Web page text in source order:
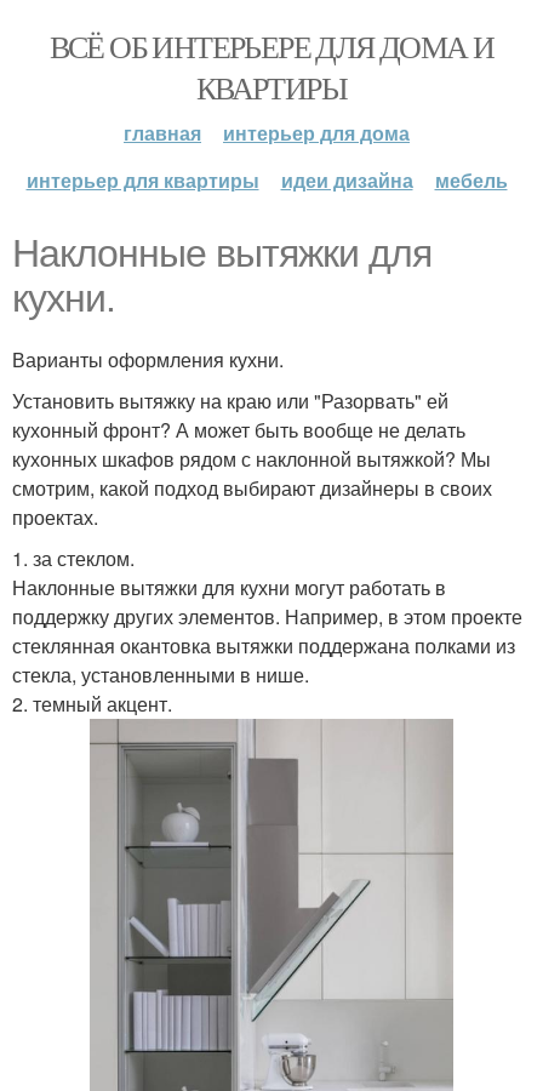
ВСЁ ОБ ИНТЕРЬЕРЕ ДЛЯ ДОМА И
КВАРТИРЫ
главная
интерьер для дома
интерьер для квартиры
идеи дизайна мебель
Наклонные вытяжки для
кухни.
Варианты оформления кухни.
Установить вытяжку на краю или "Разорвать" ей
кухонный фронт? А может быть вообще не делать
кухонных шкафов рядом с наклонной вытяжкой? Мы
смотрим, какой подход выбирают дизайнеры в своих
проектах.
1. за стеклом.
Наклонные вытяжки для кухни могут работать в
поддержку других элементов. Например, в этом проекте
стеклянная окантовка вытяжки поддержана полками из
стекла, установленными в нише.
2. темный акцент.